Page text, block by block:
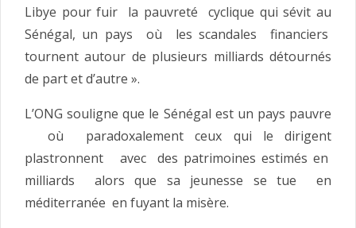
Libye pour fuir la pauvreté cyclique qui sévit au
Sénégal, un pays où les scandales financiers
tournent autour de plusieurs milliards détournés
de part et d’autre ».
L’ONG souligne que le Sénégal est un pays pauvre
où paradoxalement ceux qui le dirigent
plastronnent avec des patrimoines estimés en
milliards alors que sa jeunesse se tue en
méditerranée en fuyant la misère.